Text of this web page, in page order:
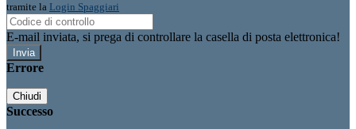
tramite la Login Spaggiari
E-mail inviata, si prega di controllare la casella di posta elettronica!
Errore
Chiudi
Successo